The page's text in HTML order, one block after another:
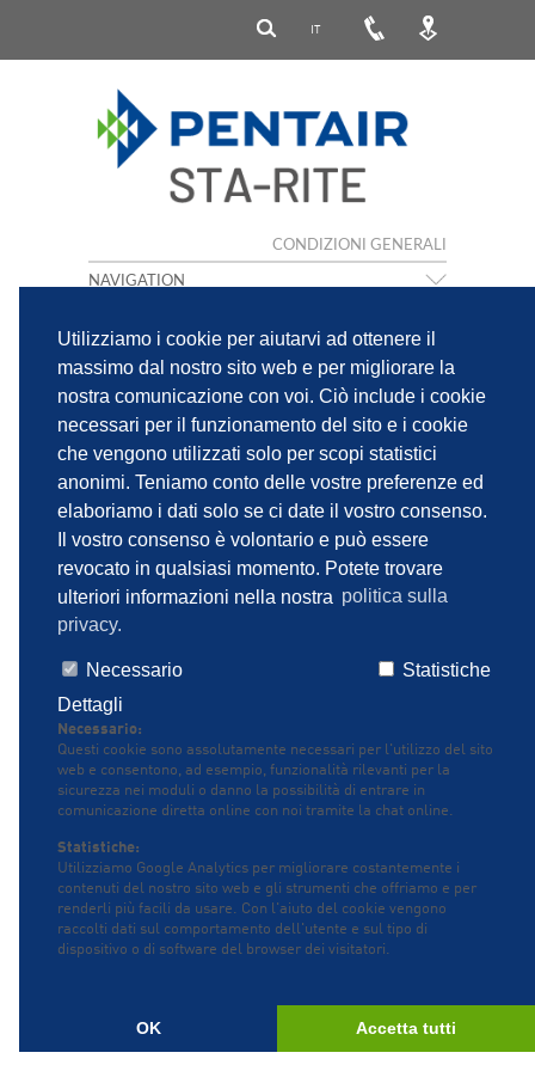
Utilizziamo i cookie per aiutarvi ad ottenere il
massimo dal nostro sito web e per migliorare la
nostra comunicazione con voi. Ciò include i cookie
necessari per il funzionamento del sito e i cookie
che vengono utilizzati solo per scopi statistici
anonimi. Teniamo conto delle vostre preferenze ed
elaboriamo i dati solo se ci date il vostro consenso.
Il vostro consenso è volontario e può essere
revocato in qualsiasi momento. Potete trovare
ulteriori informazioni nella nostra politica sulla
privacy.
Necessario
Statistiche
Dettagli
Necessario:
Questi cookie sono assolutamente necessari per l'utilizzo del sito
web e consentono, ad esempio, funzionalità rilevanti per la
sicurezza nei moduli o danno la possibilità di entrare in
comunicazione diretta online con noi tramite la chat online.
Statistiche:
Utilizziamo Google Analytics per migliorare costantemente i
contenuti del nostro sito web e gli strumenti che offriamo e per
renderli più facili da usare. Con l'aiuto del cookie vengono
raccolti dati sul comportamento dell'utente e sul tipo di
dispositivo o di software del browser dei visitatori.
OK Accetta tutti
IT
CONDIZIONI GENERALI
NAVIGATION
CONDIZIONI GENERALE DI VENDITA
IMPRINT INFORMATIVA SULLA PRIVACY
PENTAIR PRIVACY NOTICE
© PENTAIR 2026